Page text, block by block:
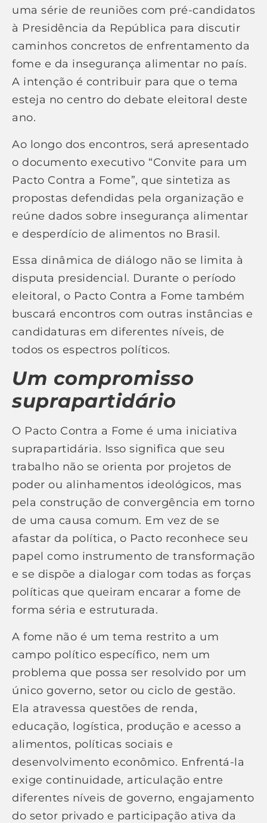
uma série de reuniões com pré-candidatos
à Presidência da República para discutir
caminhos concretos de enfrentamento da
fome e da insegurança alimentar no país.
A intenção é contribuir para que o tema
esteja no centro do debate eleitoral deste
ano.
Ao longo dos encontros, será apresentado
o documento executivo “Convite para um
Pacto Contra a Fome”, que sintetiza as
propostas defendidas pela organização e
reúne dados sobre insegurança alimentar
e desperdício de alimentos no Brasil.
Essa dinâmica de diálogo não se limita à
disputa presidencial. Durante o período
eleitoral, o Pacto Contra a Fome também
buscará encontros com outras instâncias e
candidaturas em diferentes níveis, de
todos os espectros políticos.
Um compromisso
suprapartidário
O Pacto Contra a Fome é uma iniciativa
suprapartidária. Isso significa que seu
trabalho não se orienta por projetos de
poder ou alinhamentos ideológicos, mas
pela construção de convergência em torno
de uma causa comum. Em vez de se
afastar da política, o Pacto reconhece seu
papel como instrumento de transformação
e se dispõe a dialogar com todas as forças
políticas que queiram encarar a fome de
forma séria e estruturada.
A fome não é um tema restrito a um
campo político específico, nem um
problema que possa ser resolvido por um
único governo, setor ou ciclo de gestão.
Ela atravessa questões de renda,
educação, logística, produção e acesso a
alimentos, políticas sociais e
desenvolvimento econômico. Enfrentá-la
exige continuidade, articulação entre
diferentes níveis de governo, engajamento
do setor privado e participação ativa da